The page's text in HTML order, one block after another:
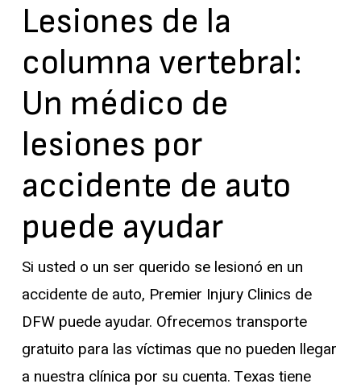
Lesiones de la
columna vertebral:
Un médico de
lesiones por
accidente de auto
puede ayudar
Si usted o un ser querido se lesionó en un
accidente de auto, Premier Injury Clinics de
DFW puede ayudar. Ofrecemos transporte
gratuito para las víctimas que no pueden llegar
a nuestra clínica por su cuenta. Texas tiene